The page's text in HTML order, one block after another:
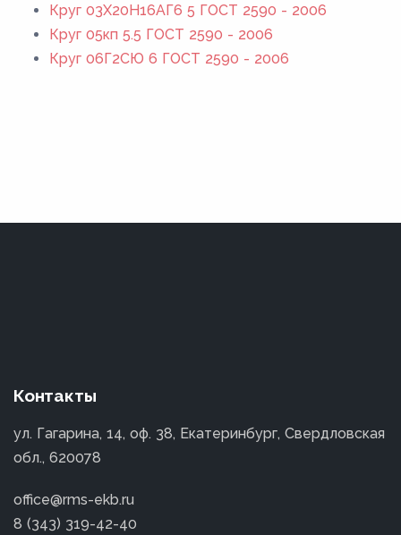
Круг 03Х20Н16АГ6 5 ГОСТ 2590 - 2006
Круг 05кп 5.5 ГОСТ 2590 - 2006
Круг 06Г2СЮ 6 ГОСТ 2590 - 2006
Контакты
ул. Гагарина, 14, оф. 38, Екатеринбург, Свердловская
обл., 620078
office@rms-ekb.ru
8 (343) 319-42-40